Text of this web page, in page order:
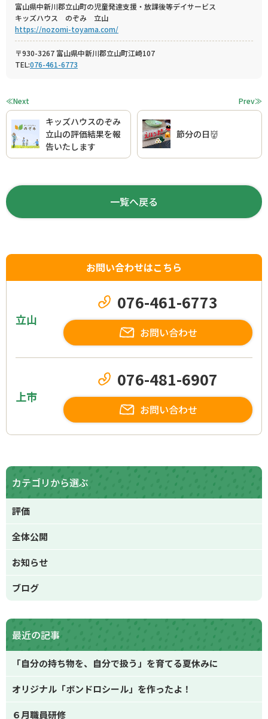
富山県中新川郡立山町の児童発達支援・放課後等デイサービス
キッズハウス のぞみ 立山
https://nozomi-toyama.com/
〒930-3267 富山県中新川郡立山町江崎107
TEL:076-461-6773
≪Next
キッズハウスのぞみ
立山の評価結果を報
告いたします
Prev≫
節分の日👹
一覧へ戻る
お問い合わせはこちら
立山
076-461-6773
お問い合わせ
上市
076-481-6907
お問い合わせ
カテゴリから選ぶ
評価
全体公開
お知らせ
ブログ
最近の記事
「自分の持ち物を、自分で扱う」を育てる夏休みに
オリジナル「ボンドロシール」を作ったよ！
６月職員研修